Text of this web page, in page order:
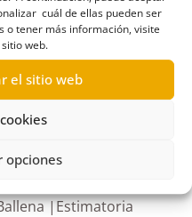
cuál de ellas pueden ser
o tener más información, visite
web.
el sitio web
opcionesal Ayuntamiento
Ballena |Estimatoria